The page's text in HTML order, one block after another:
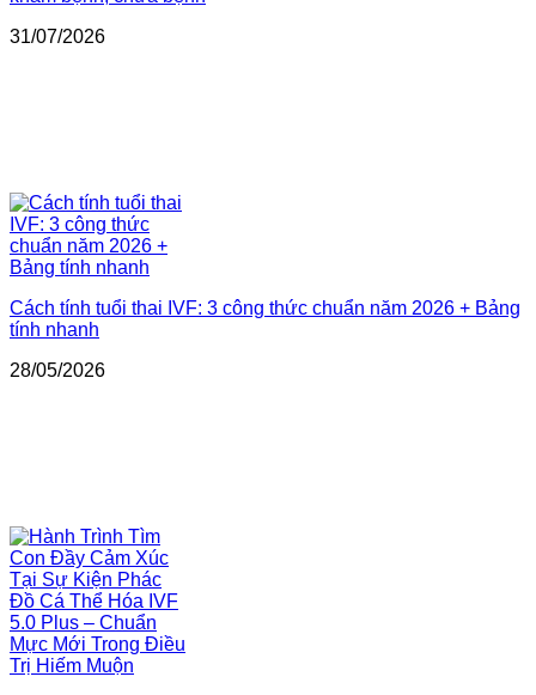
31/07/2026
Cách tính tuổi thai IVF: 3 công thức chuẩn năm 2026 + Bảng
tính nhanh
28/05/2026